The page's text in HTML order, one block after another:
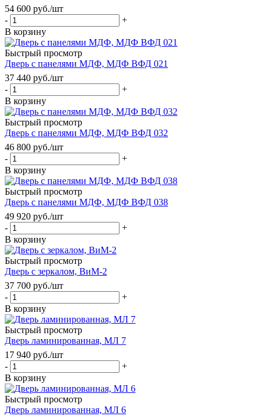
54 600 руб./шт
-
+
В корзину
Быстрый просмотр
Дверь с панелями МДФ, МДФ ВФД 021
37 440 руб./шт
-
+
В корзину
Быстрый просмотр
Дверь с панелями МДФ, МДФ ВФД 032
46 800 руб./шт
-
+
В корзину
Быстрый просмотр
Дверь с панелями МДФ, МДФ ВФД 038
49 920 руб./шт
-
+
В корзину
Быстрый просмотр
Дверь с зеркалом, ВиМ-2
37 700 руб./шт
-
+
В корзину
Быстрый просмотр
Дверь ламинированная, МЛ 7
17 940 руб./шт
-
+
В корзину
Быстрый просмотр
Дверь ламинированная, МЛ 6